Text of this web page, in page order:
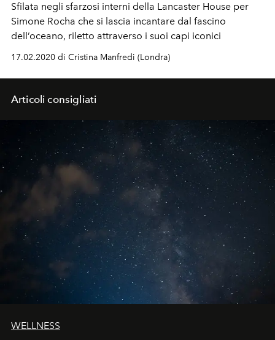
Sfilata negli sfarzosi interni della Lancaster House per
Simone Rocha che si lascia incantare dal fascino
dell’oceano, riletto attraverso i suoi capi iconici
17.02.2020 di Cristina Manfredi (Londra)
Articoli consigliati
WELLNESS